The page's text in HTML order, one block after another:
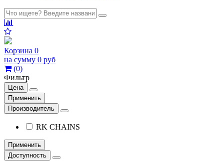
Корзина 0
на сумму 0 руб
(0)
Фильтр
Цена
Применить
Производитель
RK CHAINS
Применить
Доступность